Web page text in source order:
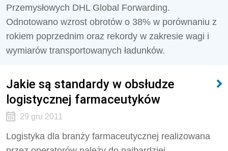
Przemysłowych DHL Global Forwarding.
Odnotowano wzrost obrotów o 38% w porównaniu z
rokiem poprzednim oraz rekordy w zakresie wagi i
wymiarów transportowanych ładunków.
Jakie są standardy w obsłudze
logistycznej farmaceutyków
29 gru 2011
Logistyka dla branży farmaceutycznej realizowana